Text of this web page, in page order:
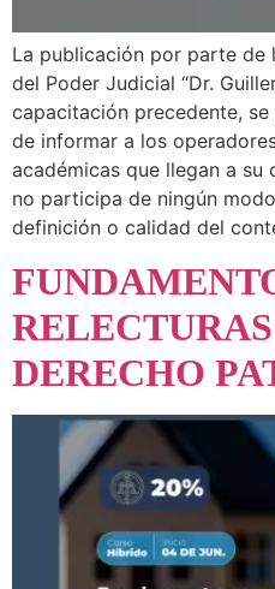
La publicación por parte de
del Poder Judicial “Dr.
capacitación precedente,
de informar a los
académicas que llegan a su
no participa de ningún
definición o calidad del
DERECHO